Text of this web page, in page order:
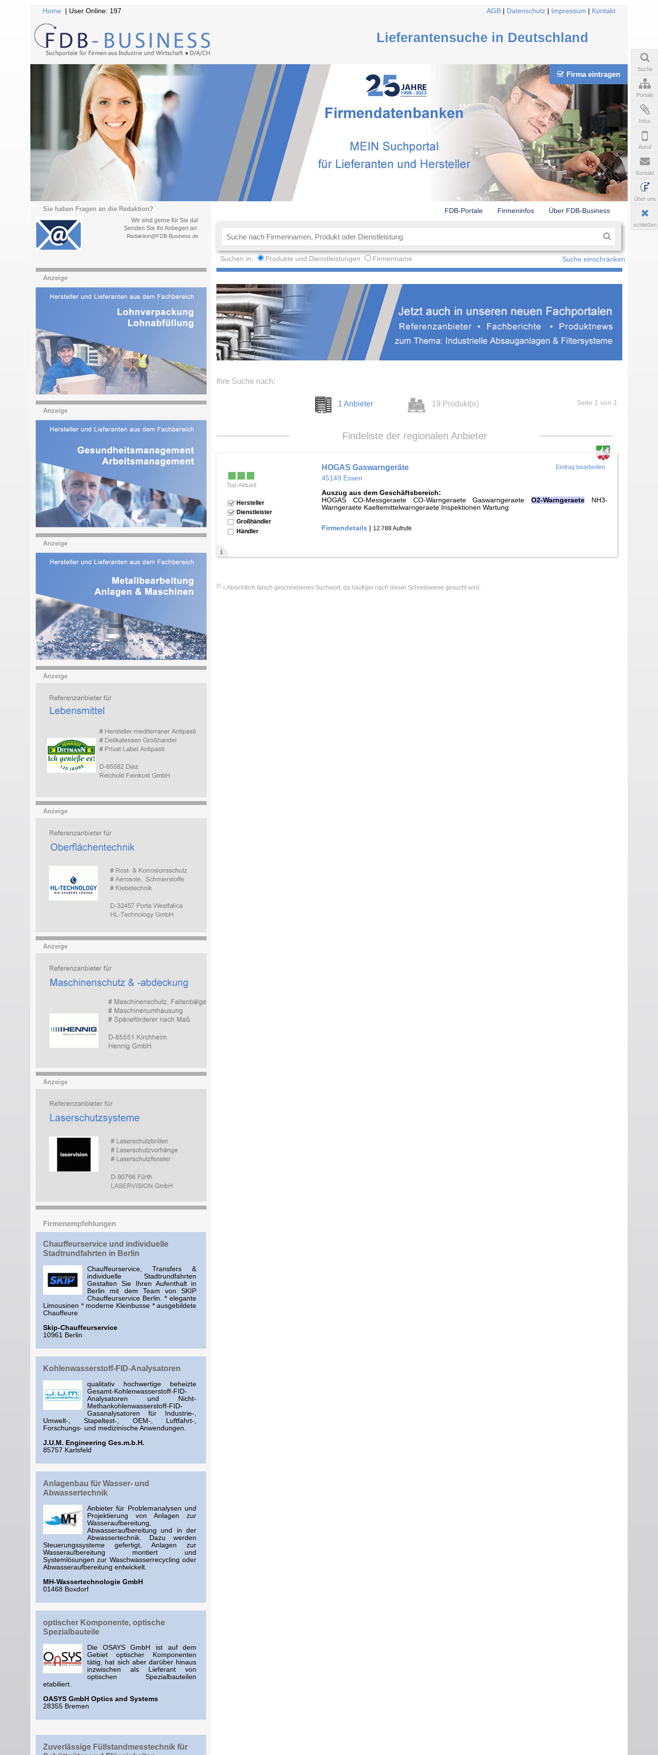
Home | User Online: 197 AGB Datenschutz Impressum Kontakt
Lieferantensuche in Deutschland
Firma eintragen
Sie haben Fragen an die Redaktion?
Wir sind gerne für Sie da!
Senden Sie Ihr Anliegen an:
Redaktion@FDB-Business.de
FDB-Portale Firmeninfos Über FDB-Business
Suchen in: Produkte und Dienstleistungen Firmenname Suche einschränken
Anzeige
Anzeige
Anzeige
Anzeige
Anzeige
Anzeige
Anzeige
Firmenempfehlungen
Chauffeurservice und individuelle
Stadtrundfahrten in Berlin
Chauffeurservice, Transfers &
individuelle Stadtrundfahrten
Gestalten Sie Ihren Aufenthalt in
Berlin mit dem Team von SKIP
Chauffeurservice Berlin. * elegante
Limousinen * moderne Kleinbusse * ausgebildete
Chauffeure
Skip-Chauffeurservice
10961 Berlin
Kohlenwasserstoff-FID-Analysatoren
qualitativ hochwertige beheizte
Gesamt-Kohlenwasserstoff-FID-
Analysatoren und Nicht-
Methankohlenwasserstoff-FID-
Gasanalysatoren für Industrie-,
Umwelt-, Stapeltest-, OEM-, Luftfahrt-,
Forschungs- und medizinische Anwendungen.
J.U.M. Engineering Ges.m.b.H.
85757 Karlsfeld
Anlagenbau für Wasser- und
Abwassertechnik
Anbieter für Problemanalysen und
Projektierung von Anlagen zur
Wasseraufbereitung,
Abwasseraufbereitung und in der
Abwassertechnik. Dazu werden
Steuerungssysteme gefertigt, Anlagen zur
Wasseraufbereitung montiert und
Systemlösungen zur Waschwasserrecycling oder
Abwasseraufbereitung entwickelt.
MH-Wassertechnologie GmbH
01468 Boxdorf
optischer Komponente, optische
Spezialbauteile
Die OSAYS GmbH ist auf dem
Gebiet optischer Komponenten
tätig, hat sich aber darüber hinaus
inzwischen als Lieferant von
optischen Spezialbauteilen
etabiliert.
OASYS GmbH Optics and Systems
28355 Bremen
Zuverlässige Füllstandmesstechnik für
Ihre Suche nach:
1 Anbieter 19 Produkt(e) Seite 1 von 1
Findeliste der regionalen Anbieter
Top-Aktuell
Hersteller
Dienstleister
Großhändler
Händler
Eintrag bearbeiten
HOGAS Gaswarngeräte
45149 Essen
Auszug aus dem Geschäftsbereich:
HOGAS CO-Messgeraete CO-Warngeraete Gaswarngeraete O2-WarngeraeteNH3-
Warngeraete Kaeltemittelwarngeraete Inspektionen Wartung
Firmendetails 12.788 Aufrufe
{!} = Absichtlich falsch geschriebenes Suchwort, da häufiger nach dieser Schreibweise gesucht wird.
Suche
Portale
Infos
Anruf
Kontakt
Über uns
schließen